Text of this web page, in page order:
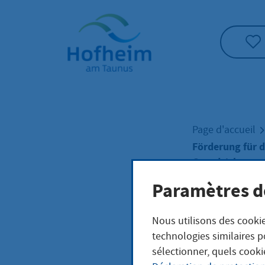
Accueil"
Page d'accueil
Förderung für
Paramètres
Nous utilisons des
technologies similaires
sélectionner, quels